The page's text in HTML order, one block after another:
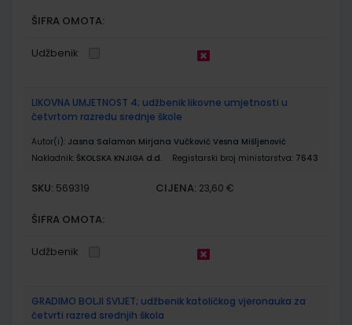
ŠIFRA OMOTA:
Udžbenik
LIKOVNA UMJETNOST 4; udžbenik likovne umjetnosti u
četvrtom razredu srednje škole
Autor(i): Jasna Salamon Mirjana Vučković Vesna Mišljenović
Nakladnik: ŠKOLSKA KNJIGA d.d. Registarski broj ministarstva: 7643
SKU: 569319 CIJENA: 23,60 €
ŠIFRA OMOTA:
Udžbenik
GRADIMO BOLJI SVIJET; udžbenik katoličkog vjeronauka za
četvrti razred srednjih škola